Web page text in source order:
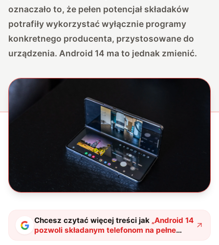
oznaczało to, że pełen potencjał składaków
potrafiły wykorzystać wyłącznie programy
konkretnego producenta, przystosowane do
urządzenia. Android 14 ma to jednak zmienić.
Chcesz czytać więcej treści jak „Android 14
pozwoli składanym telefonom na pełne
wykorzystanie potencjału"?